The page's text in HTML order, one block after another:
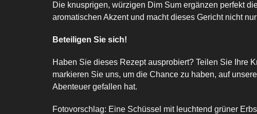
Die knusprigen, würzigen Dim Sum ergänzen perfekt
aromatischen Akzent und macht dieses Gericht nicht
Beteiligen Sie sich!
Haben Sie dieses Rezept ausprobiert? Teilen Sie Ihre
markieren Sie uns, um die Chance zu haben, auf
Abenteuer gefallen hat.
Fotovorschlag: Eine Schüssel mit leuchtend grüner